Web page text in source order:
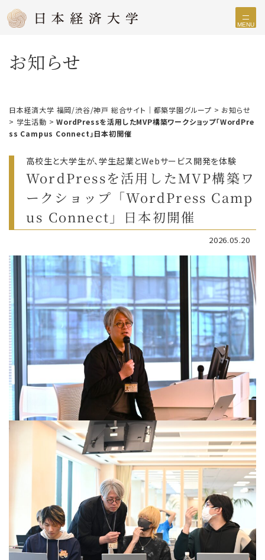
MENU
お知らせ
日本経済大学 福岡/渋谷/神戸 総合サイト｜都築学園グループ > お知らせ
> 学生活動 >WordPressを活用したMVP構築ワークショップ「WordPre
ss Campus Connect」日本初開催
高校生と大学生が、学生起業とWebサービス開発を体験
WordPressを活用したMVP構築ワ
ークショップ「WordPress Camp
us Connect」日本初開催
2026.05.20